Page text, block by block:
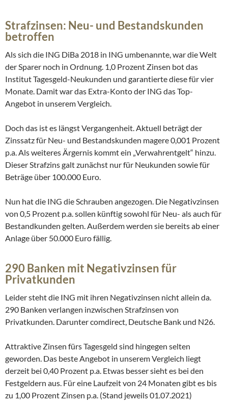
Strafzinsen: Neu- und Bestandskunden
betroffen
Als sich die ING DiBa 2018 in ING umbenannte, war die Welt
der Sparer noch in Ordnung. 1,0 Prozent Zinsen bot das
Institut Tagesgeld-Neukunden und garantierte diese für vier
Monate. Damit war das Extra-Konto der ING das Top-
Angebot in unserem Vergleich.
Doch das ist es längst Vergangenheit. Aktuell beträgt der
Zinssatz für Neu- und Bestandskunden magere 0,001 Prozent
p.a. Als weiteres Ärgernis kommt ein „Verwahrentgelt“ hinzu.
Dieser Strafzins galt zunächst nur für Neukunden sowie für
Beträge über 100.000 Euro.
Nun hat die ING die Schrauben angezogen. Die Negativzinsen
von 0,5 Prozent p.a. sollen künftig sowohl für Neu- als auch für
Bestandkunden gelten. Außerdem werden sie bereits ab einer
Anlage über 50.000 Euro fällig.
290 Banken mit Negativzinsen für
Privatkunden
Leider steht die ING mit ihren Negativzinsen nicht allein da.
290 Banken verlangen inzwischen Strafzinsen von
Privatkunden. Darunter comdirect, Deutsche Bank und N26.
Attraktive Zinsen fürs Tagesgeld sind hingegen selten
geworden. Das beste Angebot in unserem Vergleich liegt
derzeit bei 0,40 Prozent p.a. Etwas besser sieht es bei den
Festgeldern aus. Für eine Laufzeit von 24 Monaten gibt es bis
zu 1,00 Prozent Zinsen p.a. (Stand jeweils 01.07.2021)